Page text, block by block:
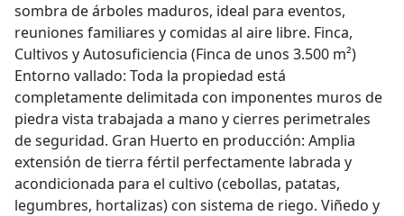
sombra de árboles maduros, ideal para eventos,
reuniones familiares y comidas al aire libre. Finca,
Cultivos y Autosuficiencia (Finca de unos 3.500 m²)
Entorno vallado: Toda la propiedad está
completamente delimitada con imponentes muros de
piedra vista trabajada a mano y cierres perimetrales
de seguridad. Gran Huerto en producción: Amplia
extensión de tierra fértil perfectamente labrada y
acondicionada para el cultivo (cebollas, patatas,
legumbres, hortalizas) con sistema de riego. Viñedo y